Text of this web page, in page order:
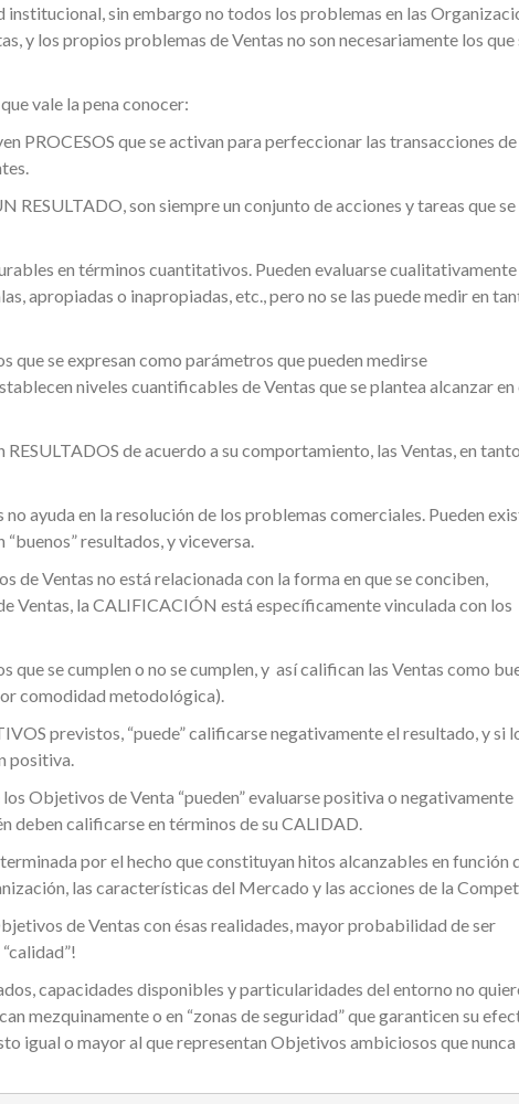
sin embargo no todos los problemas en las
y los propios problemas de Ventas no son necesariamente los que
vale la pena conocer:
PROCESOS que se activan para perfeccionar las transacciones de
RESULTADO, son siempre un conjunto de acciones y tareas que se
en términos cuantitativos. Pueden evaluarse cualitativamente
apropiadas o inapropiadas, etc., pero no se las puede medir en
que se expresan como parámetros que pueden medirse
niveles cuantificables de Ventas que se plantea alcanzar
de acuerdo a su comportamiento, las Ventas, en tanto
ayuda en la resolución de los problemas comerciales. Pueden
“buenos” resultados, y viceversa.
de Ventas no está relacionada con la forma en que se conciben,
Ventas, la CALIFICACIÓN está específicamente vinculada con los
que se cumplen o no se cumplen, y así califican las Ventas como
comodidad metodológica).
previstos, “puede” calificarse negativamente el resultado, y si
positiva.
Objetivos de Venta “pueden” evaluarse positiva o negativamente
deben calificarse en términos de su CALIDAD.
por el hecho que constituyan hitos alcanzables en función
las características del Mercado y las acciones de la
de Ventas con ésas realidades, mayor probabilidad de ser
capacidades disponibles y particularidades del entorno no
mezquinamente o en “zonas de seguridad” que garanticen su
igual o mayor al que representan Objetivos ambiciosos que nunca